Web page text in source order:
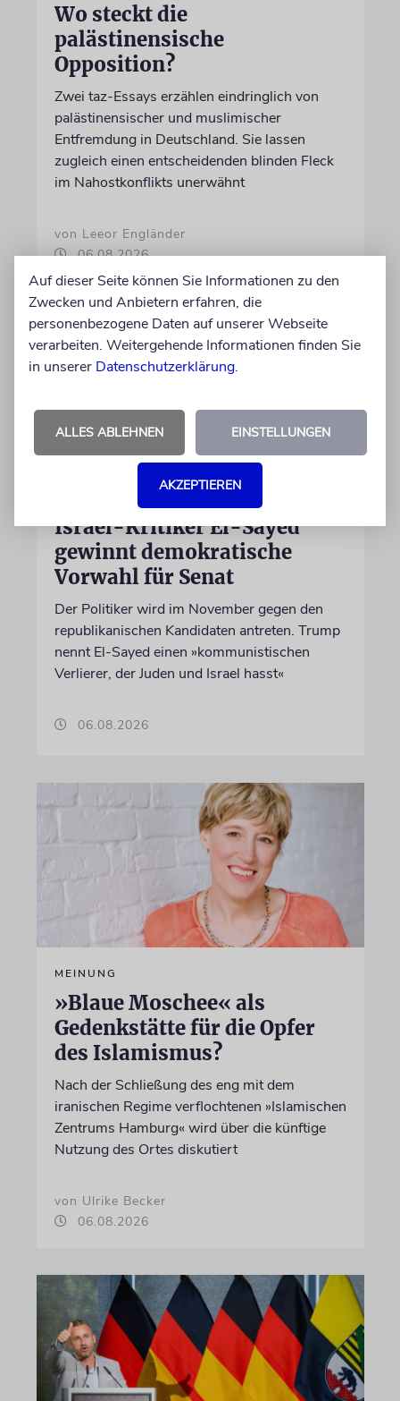
Wo steckt die
palästinensische
Opposition?
Zwei taz-Essays erzählen eindringlich von
palästinensischer und muslimischer
Entfremdung in Deutschland. Sie lassen
zugleich einen entscheidenden blinden Fleck
im Nahostkonflikts unerwähnt
von Leeor Engländer
06.08.2026
Israel-Kritiker El-Sayed
gewinnt demokratische
Vorwahl für Senat
Der Politiker wird im November gegen den
republikanischen Kandidaten antreten. Trump
nennt El-Sayed einen »kommunistischen
Verlierer, der Juden und Israel hasst«
06.08.2026
MEINUNG
»Blaue Moschee« als
Gedenkstätte für die Opfer
des Islamismus?
Nach der Schließung des eng mit dem
iranischen Regime verflochtenen »Islamischen
Zentrums Hamburg« wird über die künftige
Nutzung des Ortes diskutiert
von Ulrike Becker
06.08.2026
Auf dieser Seite können Sie Informationen zu den
Zwecken und Anbietern erfahren, die
personenbezogene Daten auf unserer Webseite
verarbeiten. Weitergehende Informationen finden Sie
in unserer Datenschutzerklärung.
ALLES ABLEHNEN EINSTELLUNGEN
AKZEPTIEREN